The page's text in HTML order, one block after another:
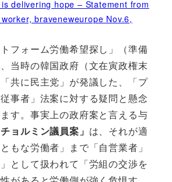
delivering hope – Statement from
braveneweurope Nov.6,
フォーム労働希望探し」（準備
当時の韓国政府（文在寅政権末
共に民主党」が発議した、「プ
事者」法案に対する疑問と懸念
す。事実上の政府案と言える与
ョルミン議員案」 は、それが適
もな労働者」まで「自営業者」
」として扱われて「労組の交渉を